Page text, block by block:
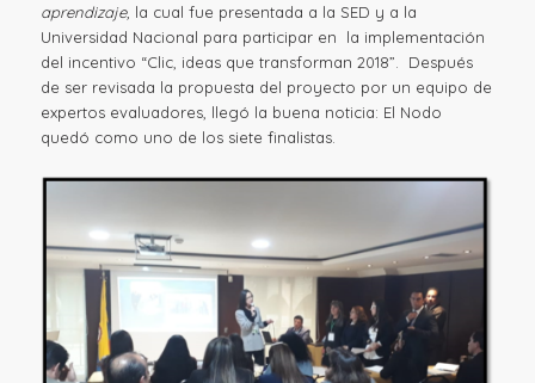
aprendizaje, la cual fue presentada a la SED y a la
Universidad Nacional para participar en la implementación
del incentivo “Clic, ideas que transforman 2018”. Después
de ser revisada la propuesta del proyecto por un equipo de
expertos evaluadores, llegó la buena noticia: El Nodo
quedó como uno de los siete finalistas.